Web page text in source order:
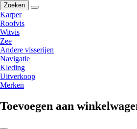
Zoeken
Karper
Roofvis
Witvis
Zee
Andere visserijen
Navigatie
Kleding
Uitverkoop
Merken
Toevoegen aan